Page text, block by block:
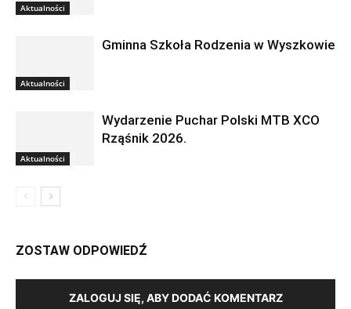
Aktualności
Aktualności
Gminna Szkoła Rodzenia w Wyszkowie
Aktualności
Wydarzenie Puchar Polski MTB XCO
Rząśnik 2026.
ZOSTAW ODPOWIEDŹ
ZALOGUJ SIĘ, ABY DODAĆ KOMENTARZ